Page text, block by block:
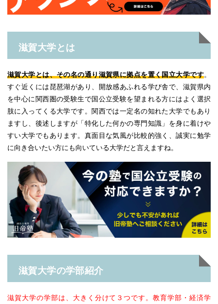
滋賀大学とは
滋賀大学とは、その名の通り滋賀県に拠点を置く国立大学です。
すぐ近くには琵琶湖があり、開放感あふれる学び舎で、滋賀県内
を中心に関西圏の受験生で国公立受験を望まれる方にはよく選択
肢に入ってくる大学です。関西では一定名の知れた大学でもあり
ますし、後述しますが「特化した何かの専門知識」を身に着けや
すい大学でもあります。真面目な気風が比較的強く、誠実に勉学
に向き合いたい方にも向いている大学だと言えますね。
滋賀大学の学部紹介
滋賀大学の学部は、大きく分けて３つです。教育学部・経済学